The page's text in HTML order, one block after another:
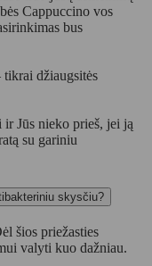
Cappuccino vos
bus
džiaugsitės
Jūs nieko prieš, jei ją
su gariniu
skysčiu?
šios priežasties
valyti kuo dažniau.